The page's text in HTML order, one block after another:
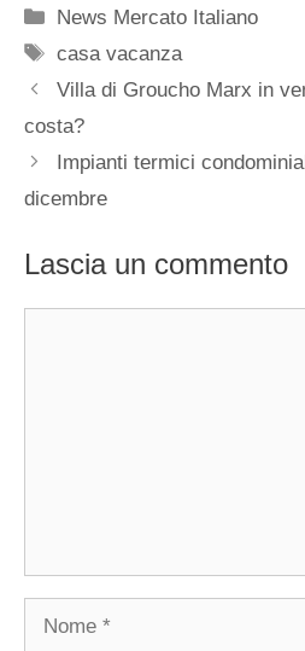
Categorie
News Mercato Italiano
Tag
casa vacanza
Villa di Groucho Marx in
costa?
Impianti termici
dicembre
Lascia un commento
Nome